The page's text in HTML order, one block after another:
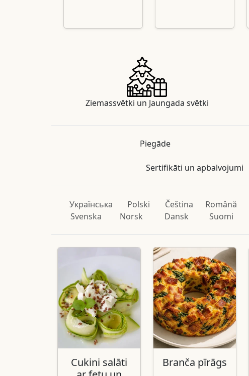
Ziemassvētki un Jaungada svētki
Piegāde
Sertifikāti un apbalvojumi
Українська Polski Čeština Română
Svenska
Norsk Dansk Suomi
Cukini salāti
Branča pīrāgs